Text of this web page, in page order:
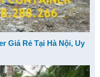
Giá Rẻ Tại Hà Nội, Uy